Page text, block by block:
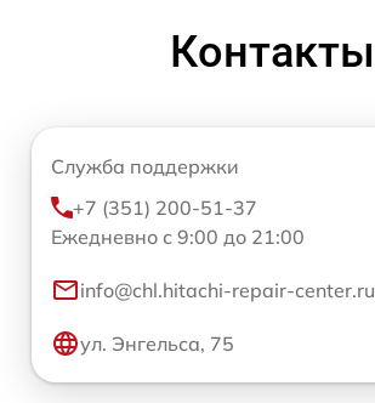
Контакты
Служба поддержки
+7 (351) 200-51-37
Ежедневно с 9:00 до 21:00
info@chl.hitachi-repair-center.ru
ул. Энгельса, 75